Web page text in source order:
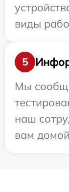
виды
5
Мы
наш
вам